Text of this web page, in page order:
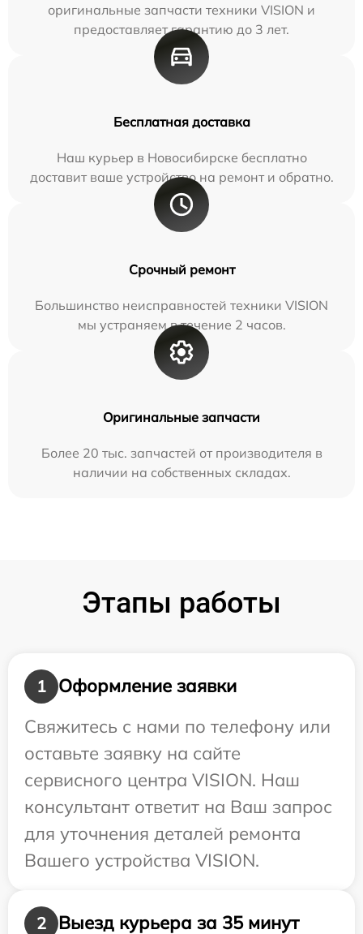
оригинальные запчасти техники VISION и
предоставляет гарантию до 3 лет.
Бесплатная доставка
Наш курьер в Новосибирске бесплатно
доставит ваше устройство на ремонт и обратно.
Срочный ремонт
Большинство неисправностей техники VISION
мы устраняем в течение 2 часов.
Оригинальные запчасти
Более 20 тыс. запчастей от производителя в
наличии на собственных складах.
Этапы работы
1
Оформление заявки
Свяжитесь с нами по телефону или
оставьте заявку на сайте
сервисного центра VISION. Наш
консультант ответит на Ваш запрос
для уточнения деталей ремонта
Вашего устройства VISION.
2 Выезд курьера за 35 минут